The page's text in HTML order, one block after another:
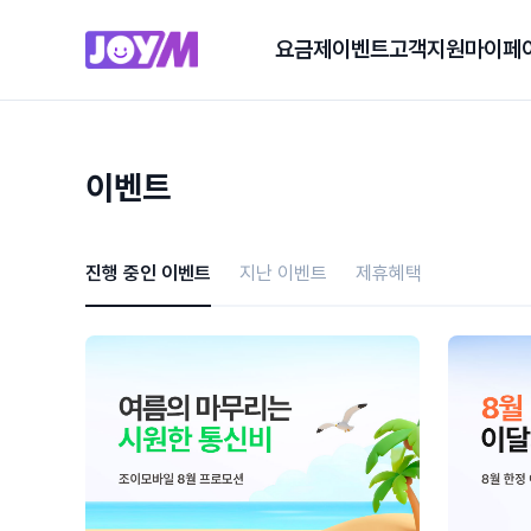
요금제 이벤트고객지원마이페
이벤트
진행 중인 이벤트 지난 이벤트 제휴혜택